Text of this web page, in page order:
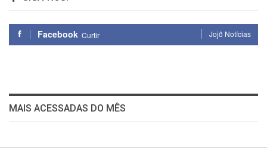
Facebook Curtir Jojô Notícias
MAIS ACESSADAS DO MÊS